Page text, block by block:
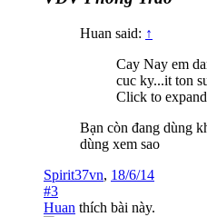
Huan said: ↑
Cay Nay em
cuc ky...it ton
Click to
Bạn còn đang dùng
dùng xem sao
Spirit37vn, 18/6/14
#3
Huan thích bài này.